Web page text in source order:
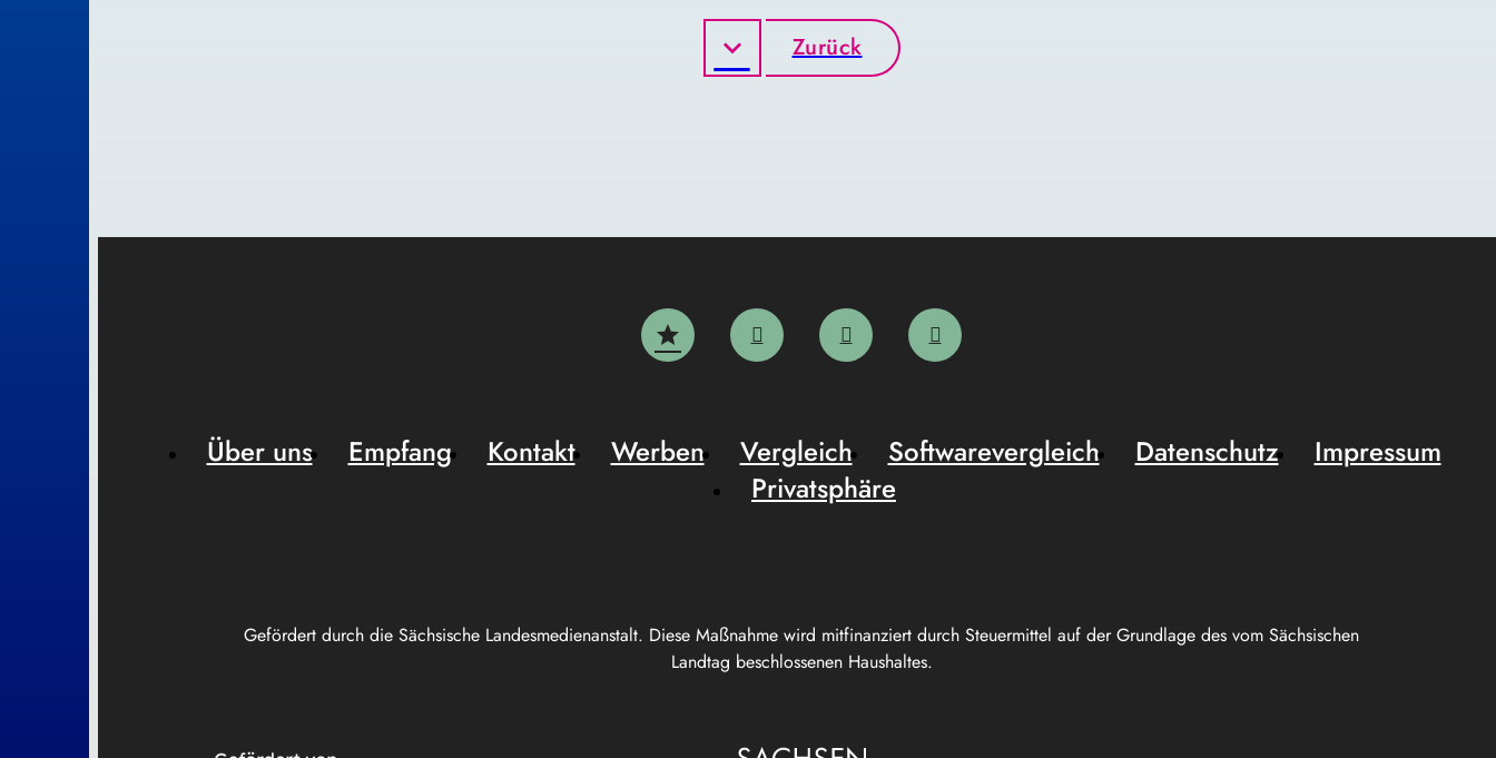
Zurück
Gefördert durch die Sächsische Landesmedienanstalt. Diese Maßnahme wird mitfinanziert durch Steuermittel auf der Grundlage des vom Sächsischen
Landtag beschlossenen Haushaltes.
Über uns Empfang Kontakt Werben Vergleich Softwarevergleich Datenschutz
Impressum
Privatsphäre